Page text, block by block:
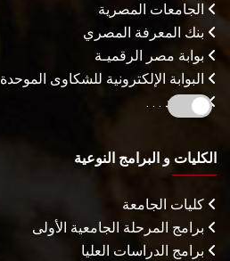
الجامعات المصرية
بنك المعرفة المصري
بوابة مصر الرقميـة
البوابة الإلكترونية للشكاوى الموحدة
المزيـد . . .
الكليات و البرامج النوعية
كليات الجامعة
برامج المرحلة الجامعية الأولى
برامج الدراسات العليا